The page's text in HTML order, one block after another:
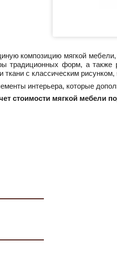
композицию мягкой
традиционных форм, а также
ткани с классическим
интерьера, которые
стоимости мягкой мебели